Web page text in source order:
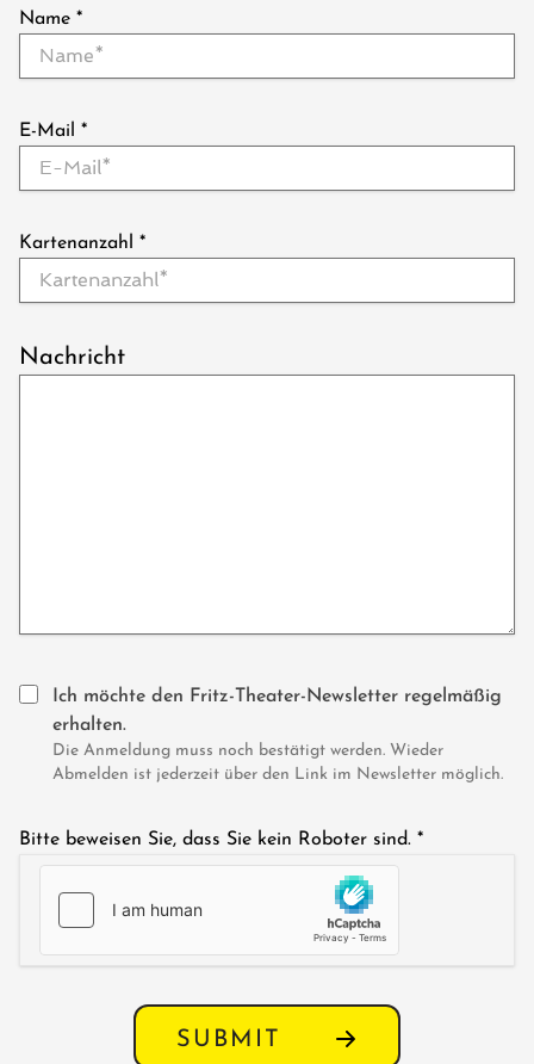
Name *
E-Mail *
Kartenanzahl *
Nachricht
Ich möchte den Fritz-Theater-Newsletter regelmäßig
erhalten.
Die Anmeldung muss noch bestätigt werden. Wieder
Abmelden ist jederzeit über den Link im Newsletter möglich.
Bitte beweisen Sie, dass Sie kein Roboter sind. *
SUBMIT